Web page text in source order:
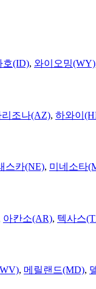
호(ID), 와이오밍(WY)
리조나(AZ), 하와이
스카(NE), 미네소타
아칸소(AR), 텍사스
, 메릴랜드(MD),